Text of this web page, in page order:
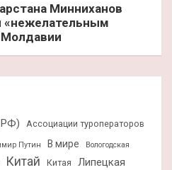
Минниханов
«нежелательным
Ассоциации туроператоров
Путин В мире
Вологодская
Китай Китая
Липецкая